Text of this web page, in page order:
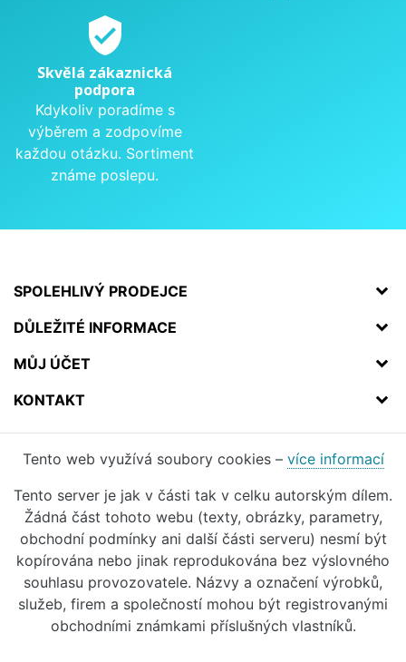
verified_user
Skvělá zákaznická
podpora
Kdykoliv poradíme s
výběrem a zodpovíme
každou otázku. Sortiment
známe poslepu.
SPOLEHLIVÝ PRODEJCE
DŮLEŽITÉ INFORMACE
MŮJ ÚČET
KONTAKT
Tento web využívá soubory cookies – více informací
Tento server je jak v části tak v celku autorským dílem.
Žádná část tohoto webu (texty, obrázky, parametry,
obchodní podmínky ani další části serveru) nesmí být
kopírována nebo jinak reprodukována bez výslovného
souhlasu provozovatele. Názvy a označení výrobků,
služeb, firem a společností mohou být registrovanými
obchodními známkami příslušných vlastníků.